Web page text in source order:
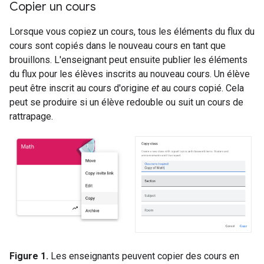
Copier un cours
Lorsque vous copiez un cours, tous les éléments du flux du
cours sont copiés dans le nouveau cours en tant que
brouillons. L'enseignant peut ensuite publier les éléments
du flux pour les élèves inscrits au nouveau cours. Un élève
peut être inscrit au cours d'origine et au cours copié. Cela
peut se produire si un élève redouble ou suit un cours de
rattrapage.
Figure 1. Les enseignants peuvent copier des cours en